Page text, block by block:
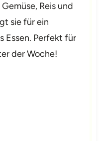
Reis und
sie für ein
Essen. Perfekt für
der Woche!